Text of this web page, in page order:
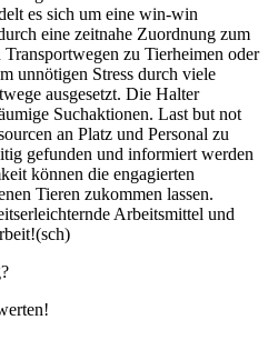
es sich um eine win-win
eine zeitnahe Zuordnung zum
zu Tierheimen oder
unnötigen Stress durch viele
ausgesetzt. Die Halter
Suchaktionen. Last but not
an Platz und Personal zu
gefunden und informiert werden
können die engagierten
Tieren zukommen lassen.
Arbeitsmittel und